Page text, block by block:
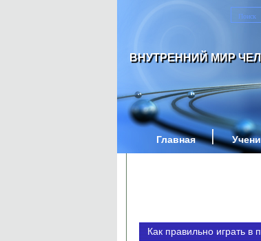
ВНУТРЕННИЙ МИР
Главная
Как правильно играть в